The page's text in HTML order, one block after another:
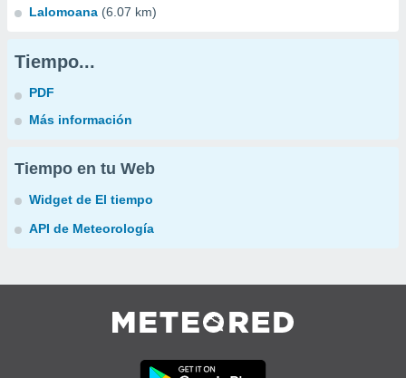
Lalomoana (6.07 km)
Tiempo...
PDF
Más información
Tiempo en tu Web
Widget de El tiempo
API de Meteorología